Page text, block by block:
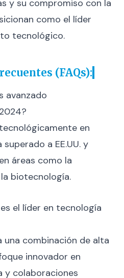
y su compromiso con la
como el líder
tecnológico.
(FAQs):
avanzado
en
a EE.UU. y
áreas como la
biotecnología.
el líder en tecnología
una combinación de alta
innovador en
y colaboraciones